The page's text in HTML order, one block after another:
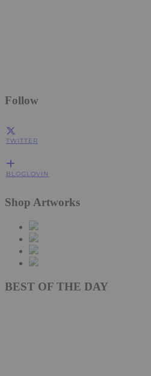
Follow
TWITTER
BLOGLOVIN
Shop Artworks
BEST OF THE DAY